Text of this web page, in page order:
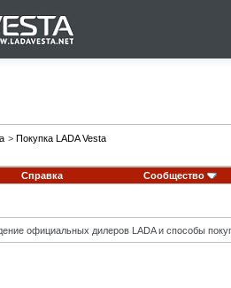
> Покупка LADA Vesta
Справка Сообщество
официальных дилеров LADA и способы